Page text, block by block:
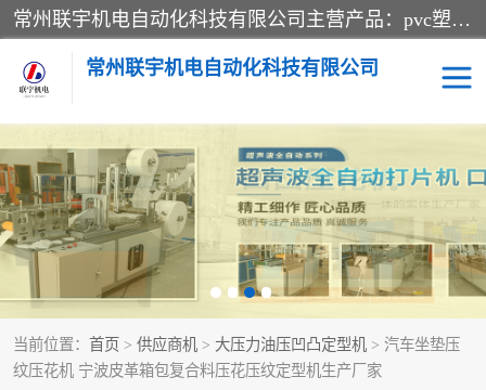
常州联宇机电自动化科技有限公司主营产品：pvc塑料焊机、高频热合机、软膜天花压边机、服装布料凹凸压花机、布料3d压印设备、服装植胶设备、超声波布料花边机、无纺布热合机、全自动压花机。
常州联宇机电自动化科技有限公司
当前位置： 首页 > 供应商机 > 大压力油压凹凸定型机 > 汽车坐垫压
纹压花机 宁波皮革箱包复合料压花压纹定型机生产厂家
压花定型机以及压花模具 超声波热合机
高频热合机 超声波花边机
超声波复合压花机 凹凸压花机压标机
3040凹凸压花机 双头服装凹凸压花机